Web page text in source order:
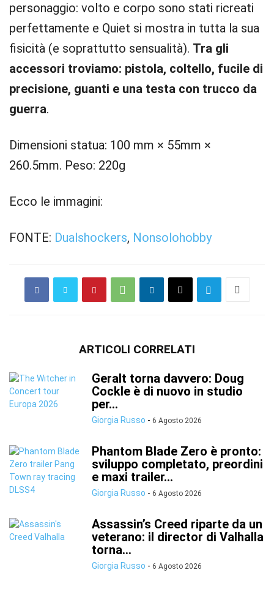
personaggio: volto e corpo sono stati ricreati
perfettamente e Quiet si mostra in tutta la sua
fisicità (e soprattutto sensualità). Tra gli
accessori troviamo: pistola, coltello, fucile di
precisione, guanti e una testa con trucco da
guerra.
Dimensioni statua: 100 mm × 55mm ×
260.5mm. Peso: 220g
Ecco le immagini:
FONTE: Dualshockers, Nonsolohobby
ARTICOLI CORRELATI
Geralt torna davvero: Doug
Cockle è di nuovo in studio
per...
Giorgia Russo - 6 Agosto 2026
Phantom Blade Zero è pronto:
sviluppo completato, preordini
e maxi trailer...
Giorgia Russo - 6 Agosto 2026
Assassin’s Creed riparte da un
veterano: il director di Valhalla
torna...
Giorgia Russo - 6 Agosto 2026